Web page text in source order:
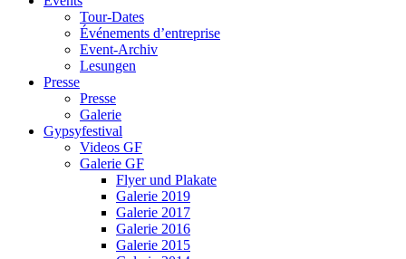
Tour-Dates
Événements d’entreprise
Event-Archiv
Lesungen
Presse
Presse
Galerie
Gypsyfestival
Videos GF
Galerie GF
Flyer und Plakate
Galerie 2019
Galerie 2017
Galerie 2016
Galerie 2015